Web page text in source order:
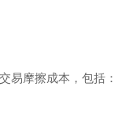
易摩擦成本，包括：